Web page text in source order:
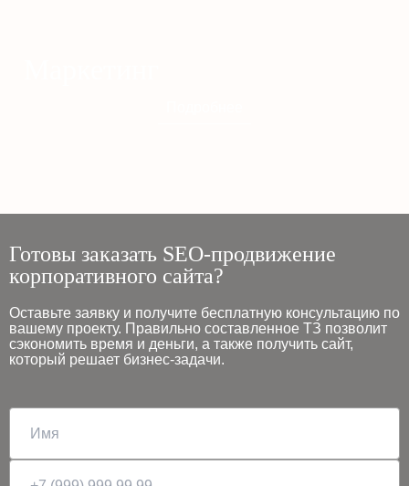
Готовы заказать SEO-продвижение
корпоративного сайта?
Оставьте заявку и получите бесплатную консультацию по
вашему проекту. Правильно составленное ТЗ позволит
сэкономить время и деньги, а также получить сайт,
который решает бизнес-задачи.